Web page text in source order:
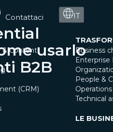
Contattaci IT
& Content
(CRM)
Business
Enterprise
People &
Technical
LE
usarlo
B2B